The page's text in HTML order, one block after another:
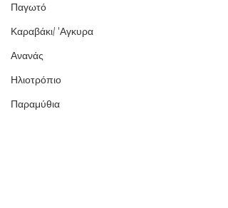
Παγωτό
Καραβάκι/ 'Αγκυρα
Ανανάς
Ηλιοτρόπιο
Παραμύθια